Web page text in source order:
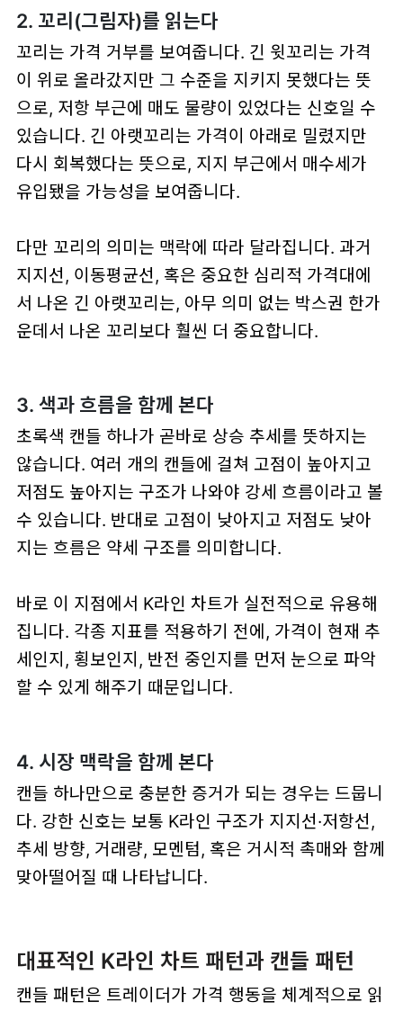
2. 꼬리(그림자)를 읽는다
꼬리는 가격 거부를 보여줍니다. 긴 윗꼬리는 가격
이 위로 올라갔지만 그 수준을 지키지 못했다는 뜻
으로, 저항 부근에 매도 물량이 있었다는 신호일 수
있습니다. 긴 아랫꼬리는 가격이 아래로 밀렸지만
다시 회복했다는 뜻으로, 지지 부근에서 매수세가
유입됐을 가능성을 보여줍니다.
다만 꼬리의 의미는 맥락에 따라 달라집니다. 과거
지지선, 이동평균선, 혹은 중요한 심리적 가격대에
서 나온 긴 아랫꼬리는, 아무 의미 없는 박스권 한가
운데서 나온 꼬리보다 훨씬 더 중요합니다.
3. 색과 흐름을 함께 본다
초록색 캔들 하나가 곧바로 상승 추세를 뜻하지는
않습니다. 여러 개의 캔들에 걸쳐 고점이 높아지고
저점도 높아지는 구조가 나와야 강세 흐름이라고 볼
수 있습니다. 반대로 고점이 낮아지고 저점도 낮아
지는 흐름은 약세 구조를 의미합니다.
바로 이 지점에서 K라인 차트가 실전적으로 유용해
집니다. 각종 지표를 적용하기 전에, 가격이 현재 추
세인지, 횡보인지, 반전 중인지를 먼저 눈으로 파악
할 수 있게 해주기 때문입니다.
4. 시장 맥락을 함께 본다
캔들 하나만으로 충분한 증거가 되는 경우는 드뭅니
다. 강한 신호는 보통 K라인 구조가 지지선·저항선,
추세 방향, 거래량, 모멘텀, 혹은 거시적 촉매와 함께
맞아떨어질 때 나타납니다.
대표적인 K라인 차트 패턴과 캔들 패턴
캔들 패턴은 트레이더가 가격 행동을 체계적으로 읽